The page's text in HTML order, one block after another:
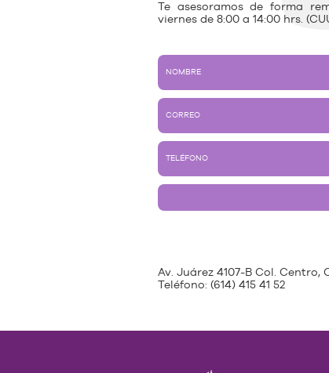
Te asesoramos de forma
viernes de 8:00 a 14:00 hrs.
Av. Juárez 4107-B Col. Centro,
Teléfono: (614) 415 41 52